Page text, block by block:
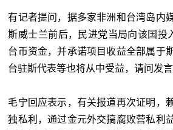
有记者提问，据多家非洲和台湾岛内
斯威士兰前后，民进党当局向该国投
台币资金，并承诺项目收益全部属于
台驻斯代表等也将从中受益，请问发
毛宁回应表示，有关报道再次证明，
独私利，通过金元外交搞腐败营私利